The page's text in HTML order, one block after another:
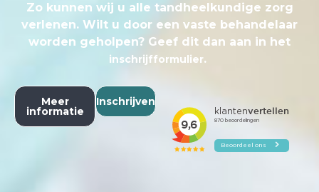
Zo kunnen wij u alle tandheelkundige zorg
verlenen. Wilt u door een vaste behandelaar
worden geholpen? Geef dit dan aan in het
inschrijfformulier.
Meer
informatie
Inschrijven